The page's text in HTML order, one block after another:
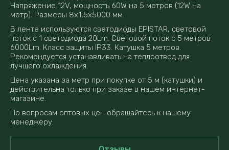
Напряжение 12V, мощность 60W на 5 метров (12W на
метр). Размеры 8x1,5x5000 мм.
В ленте используются светодиоды EPISTAR, световой
поток с 1 светодиода 20Lm. Световой поток с 5 метров
6000Lm. Класс защиты IP33. Катушка 5 метров.
Рекомендуется устанавливать на теплоотвод для
лучшего охлаждения.
Цена указана за метр при покупке от 5 м (катушки) и
действительна только при заказе в нашем интернет-
магазине.
По вопросам оптовых цен обращайтесь к нашему
менеджеру.